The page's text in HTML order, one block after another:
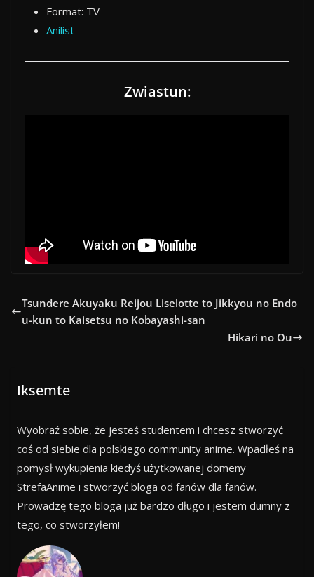
Format: TV
Anilist
Zwiastun:
Tsundere Akuyaku Reijou Liselotte to Jikkyou no Endo
u-kun to Kaisetsu no Kobayashi-san
Hikari no Ou
Iksemte
Wyobraź sobie, że jesteś studentem i chcesz stworzyć
coś od siebie dla polskiego community anime. Wpadłeś na
pomysł wykupienia kiedyś użytkowanej domeny
StrefaAnime i stworzyć bloga od fanów dla fanów.
Prowadzę tego bloga już bardzo długo i jestem dumny z
tego, co stworzyłem!